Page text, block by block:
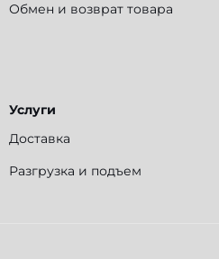
Обмен и возврат товара
Услуги
Доставка
Разгрузка и подъем